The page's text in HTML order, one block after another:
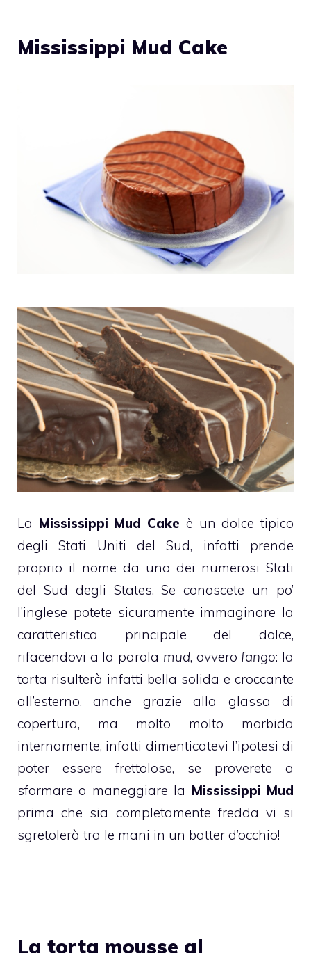
Mississippi Mud Cake
La Mississippi Mud Cake è un dolce tipico
degli Stati Uniti del Sud, infatti prende
proprio il nome da uno dei numerosi Stati
del Sud degli States. Se conoscete un po’
l’inglese potete sicuramente immaginare la
caratteristica principale del dolce,
rifacendovi a la parola mud, ovverofango: la
torta risulterà infatti bella solida e croccante
all’esterno, anche grazie alla glassa di
copertura, ma molto molto morbida
internamente, infatti dimenticatevi l’ipotesi di
poter essere frettolose, se proverete a
sformare o maneggiare la Mississippi Mud
prima che sia completamente fredda vi si
sgretolerà tra le mani in un batter d’occhio!
La torta mousse al